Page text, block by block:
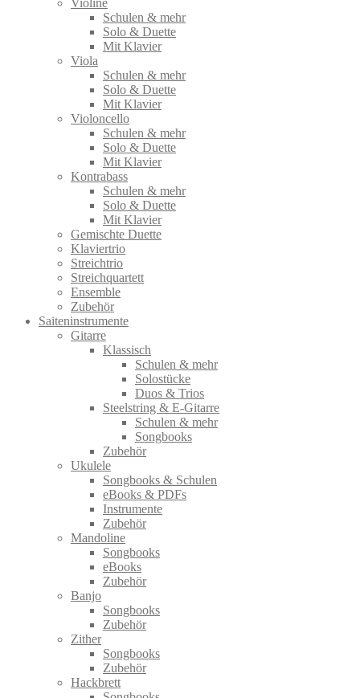
Violine
Schulen & mehr
Solo & Duette
Mit Klavier
Viola
Schulen & mehr
Solo & Duette
Mit Klavier
Violoncello
Schulen & mehr
Solo & Duette
Mit Klavier
Kontrabass
Schulen & mehr
Solo & Duette
Mit Klavier
Gemischte Duette
Klaviertrio
Streichtrio
Streichquartett
Ensemble
Zubehör
Saiteninstrumente
Gitarre
Klassisch
Schulen & mehr
Solostücke
Duos & Trios
Steelstring & E-Gitarre
Schulen & mehr
Songbooks
Zubehör
Ukulele
Songbooks & Schulen
eBooks & PDFs
Instrumente
Zubehör
Mandoline
Songbooks
eBooks
Zubehör
Banjo
Songbooks
Zubehör
Zither
Songbooks
Zubehör
Hackbrett